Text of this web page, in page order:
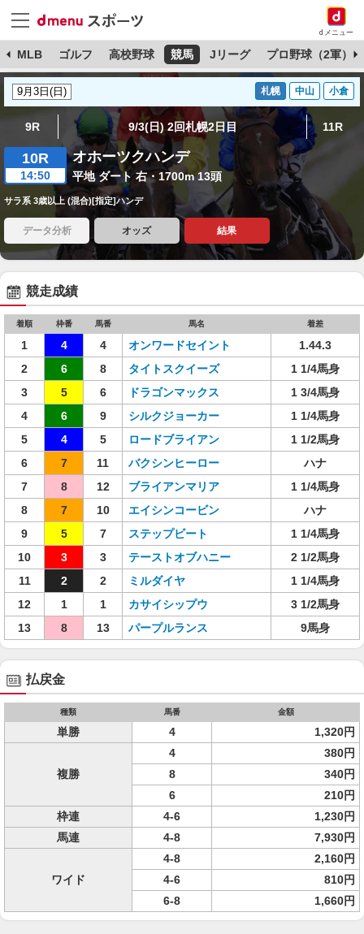
dメニュー
MLB ゴルフ 高校野球 競馬 Jリーグ プロ野球（2軍）
札幌 中山 小倉
9R 9/3(日) 2回札幌2日目 11R
10R
14:50
オホーツクハンデ
平地 ダート 右・1700m 13頭
サラ系 3歳以上 (混合)[指定]ハンデ
データ分析 オッズ 結果
競走成績
着順 枠番 馬番 馬名 着差
1 4 4 オンワードセイント
1.44.3
2
6 8 タイトスクイーズ
1 1/4馬身
3
5 6 ドラゴンマックス
1 3/4馬身
4
6 9 シルクジョーカー
1 1/4馬身
5
4 5 ロードブライアン
1 1/2馬身
6
7 11 バクシンヒーロー
ハナ
7
8 12 ブライアンマリア
1 1/4馬身
8
7 10 エイシンコービン
ハナ
9
5 7 ステップビート
1 1/4馬身
10
3 3 テーストオブハニー
2 1/2馬身
11
2 2 ミルダイヤ
1 1/4馬身
12
1 1 カサイシップウ
3 1/2馬身
13
8 13 パープルランス 9馬身
払戻金
種類 馬番 金額
単勝 4 1,320円
複勝
4
380円
8
340円
6
210円
枠連
4-6
1,230円
馬連
4-8 7,930円
ワイド
4-8
2,160円
4-6
810円
6-8
1,660円